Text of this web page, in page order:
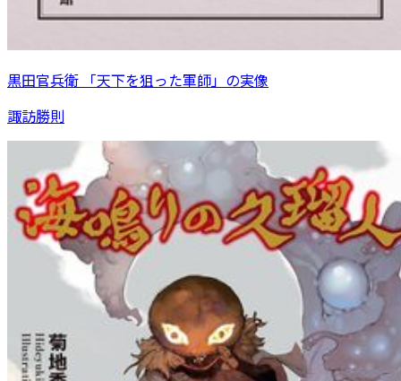
黒田官兵衛 「天下を狙った軍師」の実像
諏訪勝則